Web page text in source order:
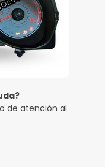
de atención al